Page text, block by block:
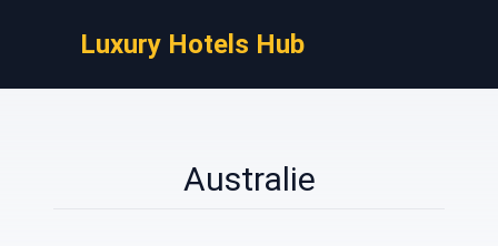
Luxury Hotels Hub
Australie